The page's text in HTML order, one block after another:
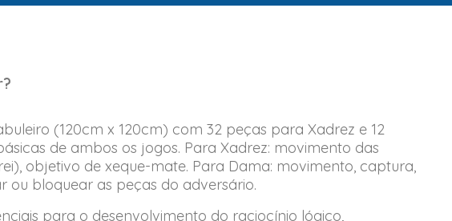
(120cm x 120cm) com 32 peças para Xadrez e 12
de ambos os jogos. Para Xadrez: movimento das
objetivo de xeque-mate. Para Dama: movimento, captura,
ou bloquear as peças do adversário.
para o desenvolvimento do raciocínio lógico,